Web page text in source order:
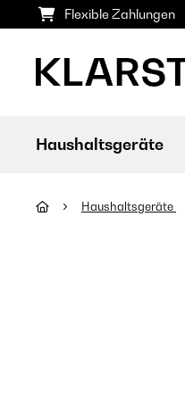
Flexible Zahlungen
Haushaltsgeräte
Haushaltsgeräte